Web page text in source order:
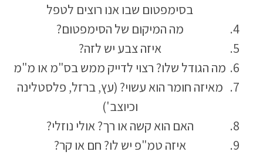
בסימפטום שבו אנו רוצים לטפל
מה המיקום של הסימפטום?
איזה צבע יש לזה?
מה הגודל שלו? רצוי לדייק ממש בס"מ או מ"מ
מאיזה חומר הוא עשוי? (עץ, ברזל, פלסטלינה
וכיוצב')
האם הוא קשה או רך? אולי נוזלי?
איזה טמ"פ יש לו? חם או קר?